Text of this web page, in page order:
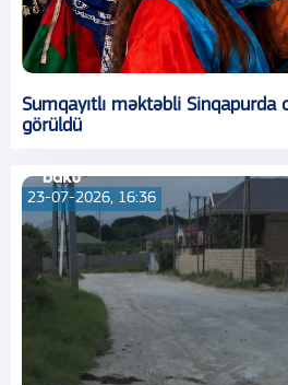
Sumqayıtlı məktəbli Sinqapurda
görüldü
23-07-2026, 16:36